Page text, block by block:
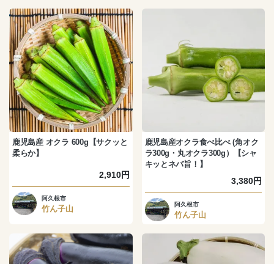
鹿児島産 オクラ 600g【サクッと
柔らか】
2,910円
阿久根市
竹ん子山
鹿児島産オクラ食べ比べ (角オク
ラ300g・丸オクラ300g）【シャ
キッとネバ旨！】
3,380円
阿久根市
竹ん子山